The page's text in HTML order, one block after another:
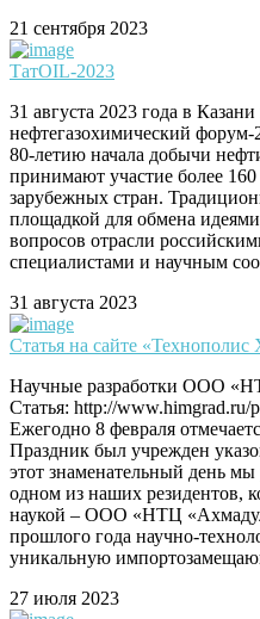
21 сентября 2023
ТатOIL-2023
31 августа 2023 года в
нефтегазохимический
80-летию начала добычи
принимают участие более
зарубежных стран.
площадкой для обмена
вопросов отрасли
специалистами и научным
31 августа 2023
Статья на сайте «Технополис
Научные разработки ООО
Статья: http://www.himgrad.ru/
Ежегодно 8 февраля
Праздник был учрежден
этот знаменательный день
одном из наших резидентов,
наукой – ООО «НТЦ
прошлого года научно-
уникальную
27 июля 2023